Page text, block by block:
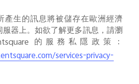
產生的訊息將被儲存在歐洲經濟
服器上。如欲了解更多訊息，請瀏
的服務私隱政策：
services-privacy-